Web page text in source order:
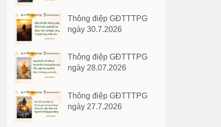
Thông điệp GĐTTTPG
ngày 30.7.2026
Thông điệp GĐTTTPG
ngày 28.07.2026
Thông điệp GĐTTTPG
ngày 27.7.2026